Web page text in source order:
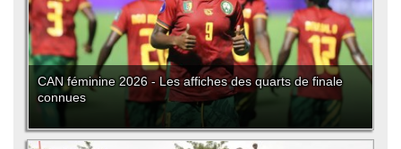
CAN féminine 2026 - Les affiches des quarts de finale
connues